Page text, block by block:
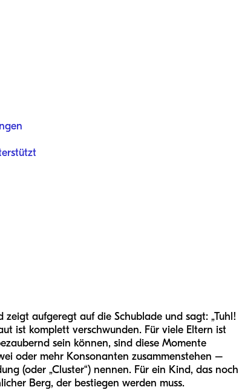
aufgeregt auf die Schublade und sagt: „Tuhl!
ist komplett verschwunden. Für viele Eltern ist
sein können, sind diese Momente
oder mehr Konsonanten zusammenstehen –
(oder „Cluster“) nennen. Für ein Kind, das noch
Berg, der bestiegen werden muss.